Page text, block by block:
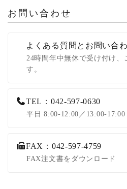
お問い合わせ
よくある質問とお問い合
24時間年中無休で受け付け、
す。
TEL：042-597-0630
平日 8:00-12:00／13:00-17:00
FAX：042-597-4759
FAX注文書をダウンロード